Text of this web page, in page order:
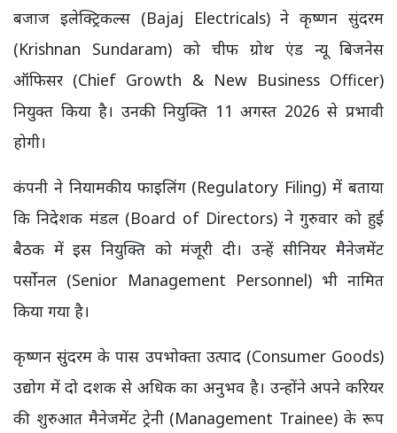
बजाज इलेक्ट्रिकल्स (Bajaj Electricals) ने कृष्णन सुंदरम
(Krishnan Sundaram) को चीफ ग्रोथ एंड न्यू बिजनेस
ऑफिसर (Chief Growth & New Business Officer)
नियुक्त किया है। उनकी नियुक्ति 11 अगस्त 2026 से प्रभावी
होगी।
कंपनी ने नियामकीय फाइलिंग (Regulatory Filing) में बताया
कि निदेशक मंडल (Board of Directors) ने गुरुवार को हुई
बैठक में इस नियुक्ति को मंजूरी दी। उन्हें सीनियर मैनेजमेंट
पर्सोनल (Senior Management Personnel) भी नामित
किया गया है।
कृष्णन सुंदरम के पास उपभोक्ता उत्पाद (Consumer Goods)
उद्योग में दो दशक से अधिक का अनुभव है। उन्होंने अपने करियर
की शुरुआत मैनेजमेंट ट्रेनी (Management Trainee) के रूप